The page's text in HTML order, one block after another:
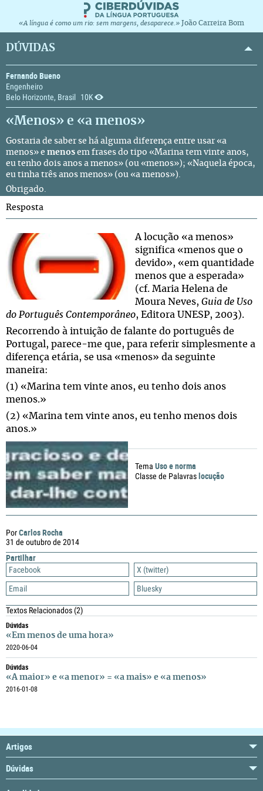
«A língua é como um rio: sem margens, desaparece.» João Carreira Bom
DÚVIDAS
Fernando Bueno
Engenheiro
Belo Horizonte, Brasil
10K
«Menos» e «a menos»
Gostaria de saber se há alguma diferença entre usar «a
menos» e menos em frases do tipo «Marina tem vinte anos,
eu tenho dois anos a menos» (ou «menos»); «Naquela época,
eu tinha três anos menos» (ou «a menos»).
Obrigado.
PorCarlos Rocha
31 de outubro de 2014
Partilhar
Facebook
X (twitter)
Email
Bluesky
Textos Relacionados(2)
Dúvidas
«Em menos de uma hora»
2020-06-04
Dúvidas
«A maior» e «a menor» = «a mais» e «a menos»
2016-01-08
Resposta
A locução «a menos»
significa «menos que o
devido», «em quantidade
menos que a esperada»
(cf. Maria Helena de
Moura Neves, Guia de Uso
do Português Contemporâneo, Editora UNESP, 2003).
Recorrendo à intuição de falante do português de
Portugal, parece-me que, para referir simplesmente a
diferença etária, se usa «menos» da seguinte
maneira:
(1) «Marina tem vinte anos, eu tenho dois anos
menos.»
(2) «Marina tem vinte anos, eu tenho menos dois
anos.»
Tema Uso e norma
Classe de Palavraslocução
Artigos
Dúvidas